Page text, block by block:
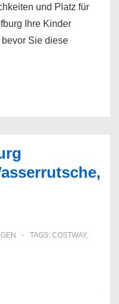
und Platz für
Ihre Kinder
Sie diese
TAGS: COSTWAY,